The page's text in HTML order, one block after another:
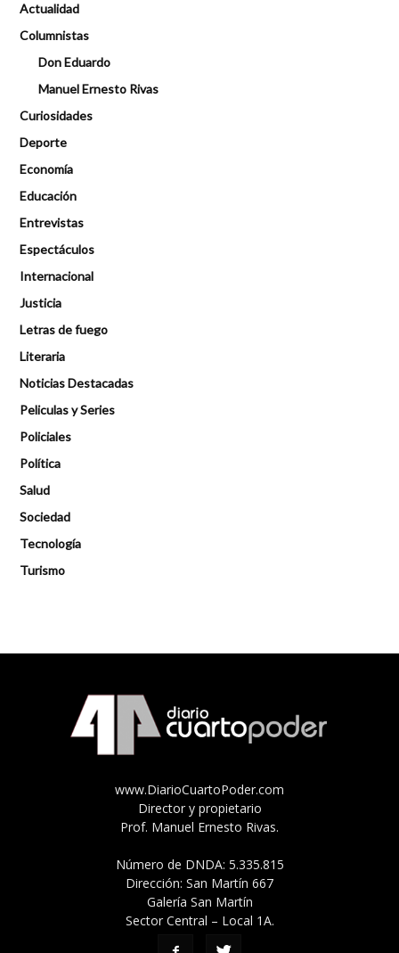
Actualidad
Columnistas
Don Eduardo
Manuel Ernesto Rivas
Curiosidades
Deporte
Economía
Educación
Entrevistas
Espectáculos
Internacional
Justicia
Letras de fuego
Literaria
Noticias Destacadas
Peliculas y Series
Policiales
Política
Salud
Sociedad
Tecnología
Turismo
www.DiarioCuartoPoder.com
Director y propietario
Prof. Manuel Ernesto Rivas.
Número de DNDA: 5.335.815
Dirección: San Martín 667
Galería San Martín
Sector Central – Local 1A.